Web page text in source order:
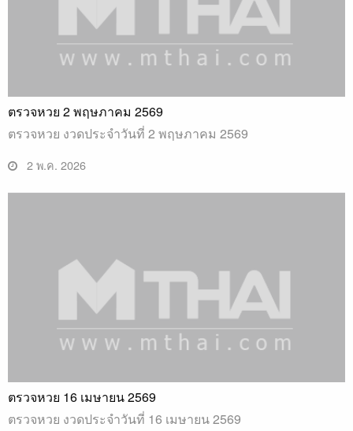
ตรวจหวย 2 พฤษภาคม 2569
ตรวจหวย งวดประจำวันที่ 2 พฤษภาคม 2569
2 พ.ค. 2026
ตรวจหวย 16 เมษายน 2569
ตรวจหวย งวดประจำวันที่ 16 เมษายน 2569